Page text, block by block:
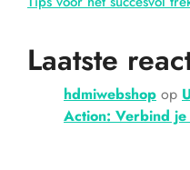
Laatste
hdmiwebshop op
Action: Verbind